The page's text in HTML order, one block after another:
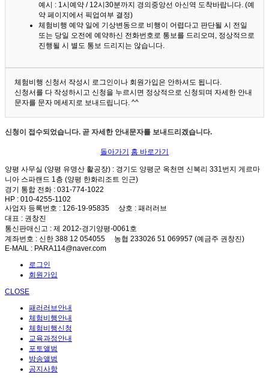
예시 : 1시예약 / 12시30분까지 경의중앙선 아신역 도착바랍니다. (예
약 페이지에서 픽업여부 결정)
체험비행 예약 일에 기상변동으로 비행이 어렵다고 판단될 시 전일
또는 당일 오전에 예약하신 전화번호로 통보를 드리오며, 정상적으로
진행될 시 별도 통보 드리지는 않습니다.
체험비행 신청서 작성시 로그인이나 회원가입은 안하셔도 됩니다.
신청서를 다 작성하시고 신청을 누르시면 정상적으로 신청되며 자세한 안내
문자를 문자 메세지로 보내드립니다. ^^
신청이 접수되었습니다. 곧 자세한 안내문자를 보내드리겠습니다.
돌아가기 홈 바로가기
양평 사무실 (양평 유명산 활공장) : 경기도 양평군 옥천면 신복리 331번지 게르마
니아 스파랜드 1층 (양평 한화리조트 인근)
경기 통합 전화 : 031-774-1022
HP : 010-4255-1102
사업자 등록번호 : 126-19-95835 상호 : 패러러브
대표 : 권창진
통신판매신고 : 제 2012-경기양평-0061호
계좌번호 : 신한 388 12 054055 농협 233026 51 069957 (예금주 권창진)
E-MAIL : PARA114@naver.com
로그인
회원가입
CLOSE
패러러브안내
체험비행안내
체험비행신청
교육과정안내
포토앨범
방송앨범
공지사항